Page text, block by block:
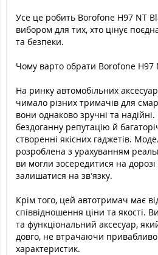
Усе це робить Borofone H97 NT
вибором для тих, хто цінує
та безпеки.
Чому варто обрати Borofone H97
На ринку автомобільних
чимало різних тримачів для
вони однаково зручні та
бездоганну репутацію й
створенні якісних гаджетів.
розроблена з урахуванням
ви могли зосередитися на
залишатися на зв’язку.
Крім того, цей автотримач має
співвідношення ціни та якості.
та функціональний аксесуар,
довго, не втрачаючи
характеристик.